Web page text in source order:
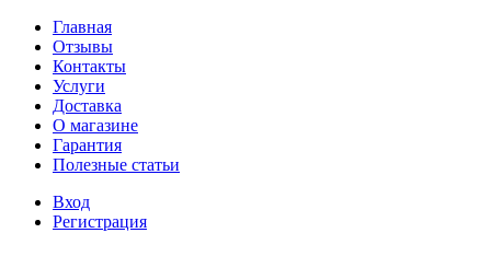
Главная
Отзывы
Контакты
Услуги
Доставка
О магазине
Гарантия
Полезные статьи
Вход
Регистрация